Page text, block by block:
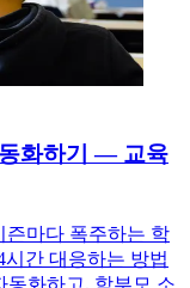
화하기 — 교육
즌마다 폭주하는 학
시간 대응하는 방법